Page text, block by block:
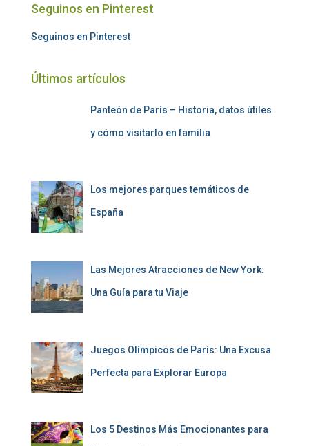
Seguinos en Pinterest
Seguinos en Pinterest
Últimos artículos
Panteón de París – Historia, datos útiles
y cómo visitarlo en familia
Los mejores parques temáticos de
España
Las Mejores Atracciones de New York:
Una Guía para tu Viaje
Juegos Olímpicos de París: Una Excusa
Perfecta para Explorar Europa
Los 5 Destinos Más Emocionantes para